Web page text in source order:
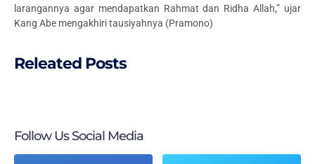
larangannya agar mendapatkan Rahmat dan Ridha Allah,” ujar
Kang Abe mengakhiri tausiyahnya (Pramono)
Releated Posts
Follow Us Social Media